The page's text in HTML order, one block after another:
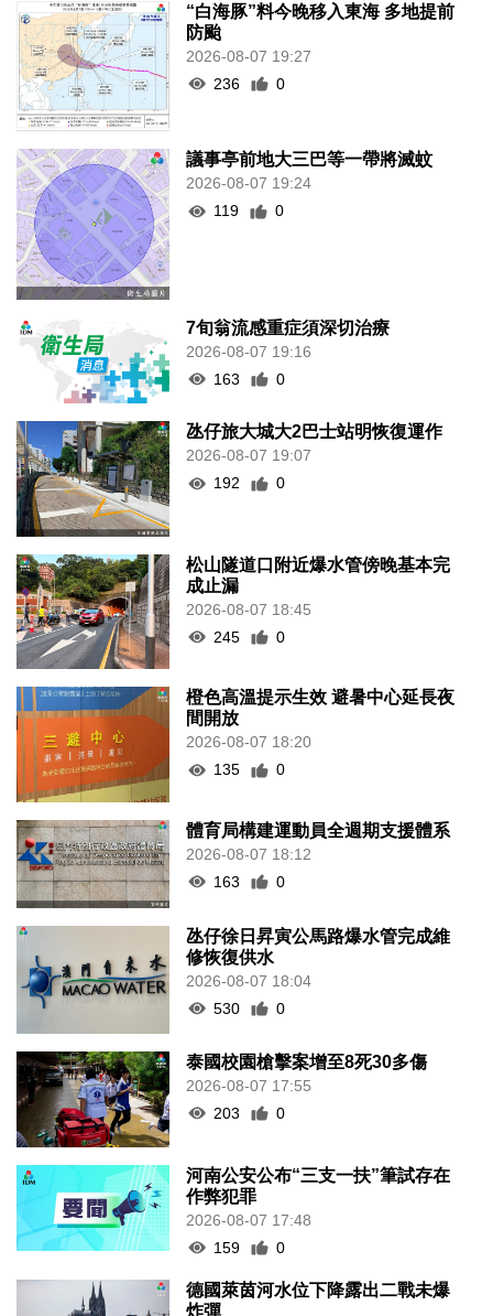
“白海豚”料今晚移入東海 多地提前
防颱
2026-08-07 19:27
236
0
議事亭前地大三巴等一帶將滅蚊
2026-08-07 19:24
119
0
7旬翁流感重症須深切治療
2026-08-07 19:16
163
0
氹仔旅大城大2巴士站明恢復運作
2026-08-07 19:07
192
0
松山隧道口附近爆水管傍晚基本完
成止漏
2026-08-07 18:45
245
0
橙色高溫提示生效 避暑中心延長夜
間開放
2026-08-07 18:20
135
0
體育局構建運動員全週期支援體系
2026-08-07 18:12
163
0
氹仔徐日昇寅公馬路爆水管完成維
修恢復供水
2026-08-07 18:04
530
0
泰國校園槍擊案增至8死30多傷
2026-08-07 17:55
203
0
河南公安公布“三支一扶”筆試存在
作弊犯罪
2026-08-07 17:48
159
0
德國萊茵河水位下降露出二戰未爆
炸彈